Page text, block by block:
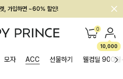
, 가입하면 ~60% 할인!
대 28,000원 혜택 0
10,000
모자 ACC 선물하기 웰컴딜 900원